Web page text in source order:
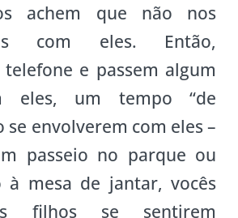
achem que não nos
com eles. Então,
e passem algum
eles, um tempo “de
se envolverem com eles –
passeio no parque ou
à mesa de jantar, vocês
filhos se sentirem